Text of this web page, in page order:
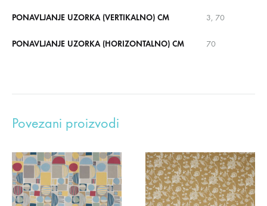
PONAVLJANJE UZORKA (VERTIKALNO) CM 3, 70
PONAVLJANJE UZORKA (HORIZONTALNO) CM 70
Povezani proizvodi